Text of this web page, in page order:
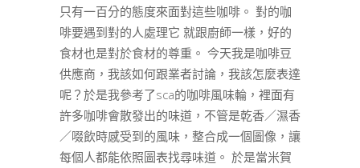
只有一百分的態度來面對這些咖啡。 對的咖
啡要遇到對的人處理它 就跟廚師一樣，好的
食材也是對於食材的尊重。 今天我是咖啡豆
供應商，我該如何跟業者討論，我該怎麼表達
呢？於是我參考了sca的咖啡風味輪，裡面有
許多咖啡會散發出的味道，不管是乾香／濕香
／啜飲時感受到的風味，整合成一個圖像，讓
每個人都能依照圖表找尋味道。 於是當米賀